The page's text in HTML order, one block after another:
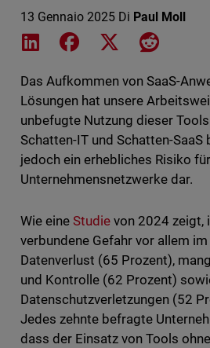
13 Gennaio 2025 Di Paul Moll
Share on LinkedIn
Share on Facebook
Share on XShare on
Das Aufkommen von SaaS-
Lösungen hat unsere
unbefugte Nutzung dieser
Schatten-IT und Schatten-
jedoch ein erhebliches Risiko für
Unternehmensnetzwerke dar.
Wie eine Studievon 2024 zeigt,
verbundene Gefahr vor allem
Datenverlust (65 Prozent),
und Kontrolle (62 Prozent)
Datenschutzverletzungen (52
Jedes zehnte befragte
dass der Einsatz von Tools